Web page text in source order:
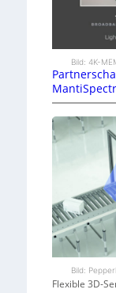
Bild: 4K-
Bild:
Flexible 3D-